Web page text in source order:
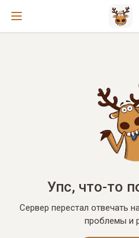
Упс, что-то
Сервер перестал отвечать
проблемы и